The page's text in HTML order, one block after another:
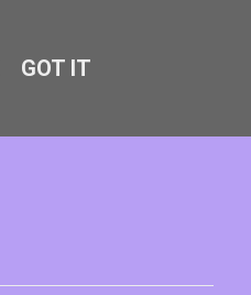
GOT IT